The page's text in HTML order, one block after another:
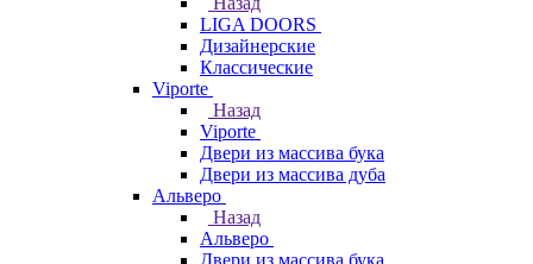
LIGA DOORS
Дизайнерские
Классические
Viporte
Назад
Viporte
Двери из массива бука
Двери из массива дуба
Альверо
Назад
Альверо
Двери из массива бука